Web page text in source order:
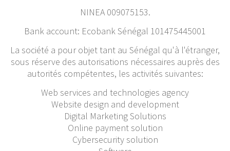
NINEA 009075153.
Bank account: Ecobank Sénégal 101475445001
La société a pour objet tant au Sénégal qu'à l'étranger,
sous réserve des autorisations nécessaires auprès des
autorités compétentes, les activités suivantes:
Web services and technologies agency
Website design and development
Digital Marketing Solutions
Online payment solution
Cybersecurity solution